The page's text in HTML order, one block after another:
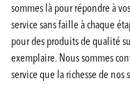
sommes là pour répondre à
service sans faille à chaque
pour des produits de qualité
exemplaire. Nous sommes
service que la richesse de nos